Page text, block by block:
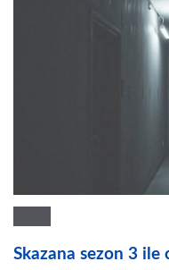
Skazana sezon 3 ile